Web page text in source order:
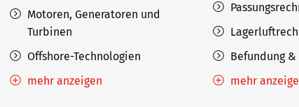
Motoren, Generatoren und
Turbinen
Offshore-Technologien
mehr anzeigen
Befundung
mehr